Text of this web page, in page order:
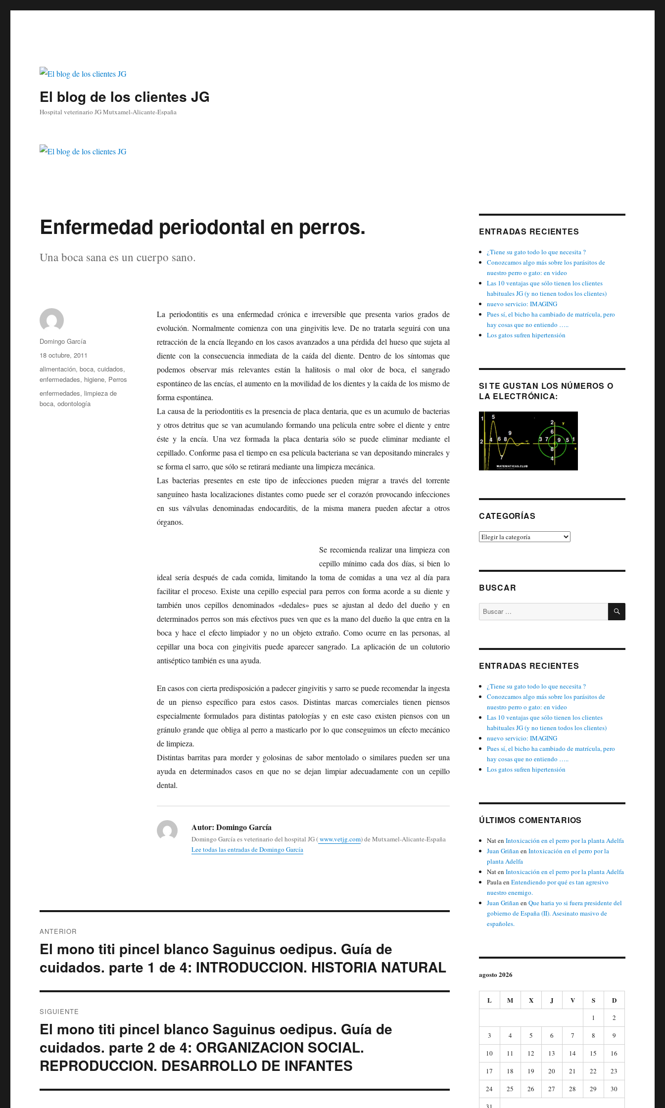
El blog de los clientes JG
Hospital veterinario JG Mutxamel-Alicante-España
Enfermedad periodontal en perros.
Una boca sana es un cuerpo sano.
La periodontitis es una enfermedad crónica e irreversible que presenta varios grados de
evolución. Normalmente comienza con una gingivitis leve. De no tratarla seguirá con una
retracción de la encía llegando en los casos avanzados a una pérdida del hueso que sujeta al
diente con la consecuencia inmediata de la caída del diente. Dentro de los síntomas que
podemos observar más relevantes están la halitosis o mal olor de boca, el sangrado
espontáneo de las encías, el aumento en la movilidad de los dientes y la caída de los mismo de
forma espontánea.
La causa de la periodontitis es la presencia de placa dentaria, que es un acumulo de bacterias
y otros detritus que se van acumulando formando una película entre sobre el diente y entre
éste y la encía. Una vez formada la placa dentaria sólo se puede eliminar mediante el
cepillado. Conforme pasa el tiempo en esa película bacteriana se van depositando minerales y
se forma el sarro, que sólo se retirará mediante una limpieza mecánica.
Las bacterias presentes en este tipo de infecciones pueden migrar a través del torrente
sanguíneo hasta localizaciones distantes como puede ser el corazón provocando infecciones
en sus válvulas denominadas endocarditis, de la misma manera pueden afectar a otros
órganos.
Se recomienda realizar una limpieza con
cepillo mínimo cada dos días, si bien lo
ideal sería después de cada comida, limitando la toma de comidas a una vez al día para
facilitar el proceso. Existe una cepillo especial para perros con forma acorde a su diente y
también unos cepillos denominados «dedales» pues se ajustan al dedo del dueño y en
determinados perros son más efectivos pues ven que es la mano del dueño la que entra en la
boca y hace el efecto limpiador y no un objeto extraño. Como ocurre en las personas, al
cepillar una boca con gingivitis puede aparecer sangrado. La aplicación de un colutorio
antiséptico también es una ayuda.
En casos con cierta predisposición a padecer gingivitis y sarro se puede recomendar la ingesta
de un pienso específico para estos casos. Distintas marcas comerciales tienen piensos
especialmente formulados para distintas patologías y en este caso existen piensos con un
gránulo grande que obliga al perro a masticarlo por lo que conseguimos un efecto mecánico
de limpieza.
Distintas barritas para morder y golosinas de sabor mentolado o similares pueden ser una
ayuda en determinados casos en que no se dejan limpiar adecuadamente con un cepillo
dental.
Autor: Domingo García
Domingo García es veterinario del hospital JG (www.vetjg.com) de Mutxamel-Alicante-España
Lee todas las entradas de Domingo García
Autor
Domingo García
Publicado
el
18 octubre, 2011
Categorías
alimentación,boca,cuidados,
enfermedades, higiene, Perros
Etiquetas
enfermedades, limpieza de
boca,odontología
de
entradas
ANTERIOR
Entrada
anterior:
El mono titi pincel blanco Saguinus oedipus. Guía de
cuidados. parte 1 de 4: INTRODUCCION. HISTORIA NATURAL
SIGUIENTE
Entrada
siguiente:
El mono titi pincel blanco Saguinus oedipus. Guía de
cuidados. parte 2 de 4: ORGANIZACION SOCIAL.
REPRODUCCION. DESARROLLO DE INFANTES
ENTRADAS RECIENTES
¿Tiene su gato todo lo que necesita ?
Conozcamos algo más sobre los parásitos de
nuestro perro o gato: en video
Las 10 ventajas que sólo tienen los clientes
habituales JG (y no tienen todos los clientes)
nuevo servicio: IMAGING
Pues sí, el bicho ha cambiado de matrícula, pero
hay cosas que no entiendo …..
Los gatos sufren hipertensión
SI TE GUSTAN LOS NÚMEROS O
LA ELECTRÓNICA:
CATEGORÍAS
Categorías
BUSCAR
Buscar
por:
BUSCAR
ENTRADAS RECIENTES
¿Tiene su gato todo lo que necesita ?
Conozcamos algo más sobre los parásitos de
nuestro perro o gato: en video
Las 10 ventajas que sólo tienen los clientes
habituales JG (y no tienen todos los clientes)
nuevo servicio: IMAGING
Pues sí, el bicho ha cambiado de matrícula, pero
hay cosas que no entiendo …..
Los gatos sufren hipertensión
ÚLTIMOS COMENTARIOS
NatenIntoxicación en el perro por la planta Adelfa
Juan Griñan enIntoxicación en el perro por la
planta Adelfa
NatenIntoxicación en el perro por la planta Adelfa
PaulaenEntendiendo por qué es tan agresivo
nuestro enemigo.
Juan Griñan enQue haria yo si fuera presidente del
gobierno de España (II). Asesinato masivo de
españoles.
agosto 2026
L M X J V S D
1
2
3
4 5 6 7 8
9
10
11 12 13 14 15
16
17
18 19 20 21 22
23
24
25 26 27 28 29
30